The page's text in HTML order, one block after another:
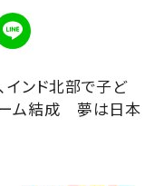
インド北部で子ど
ーム結成 夢は日本